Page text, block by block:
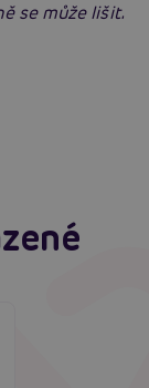
se může lišit.